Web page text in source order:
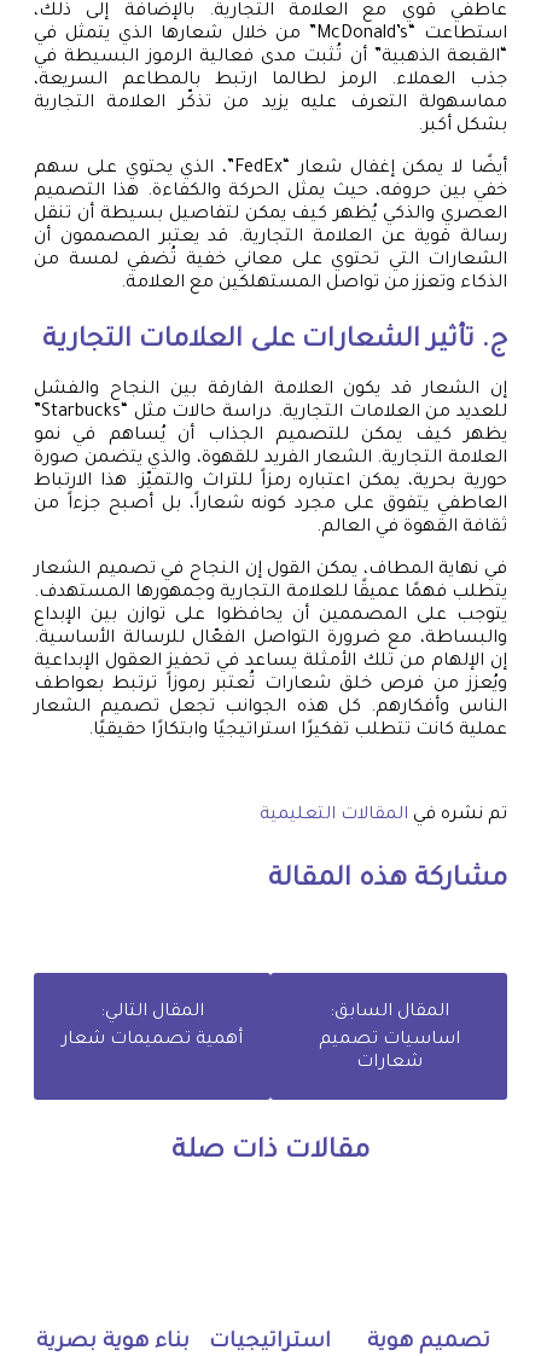
عاطفي قوي مع العلامة التجارية. بالإضافة إلى ذلك،
استطاعت “McDonald’s” من خلال شعارها الذي يتمثل في
“القبعة الذهبية” أن تُثبت مدى فعالية الرموز البسيطة في
جذب العملاء. الرمز لطالما ارتبط بالمطاعم السريعة،
مماسهولة التعرف عليه يزيد من تذكّر العلامة التجارية
بشكل أكبر.
أيضًا لا يمكن إغفال شعار “FedEx”، الذي يحتوي على سهم
خفي بين حروفه، حيث يمثل الحركة والكفاءة. هذا التصميم
العصري والذكي يُظهر كيف يمكن لتفاصيل بسيطة أن تنقل
رسالة قوية عن العلامة التجارية. قد يعتبر المصممون أن
الشعارات التي تحتوي على معاني خفية تُضفي لمسة من
الذكاء وتعزز من تواصل المستهلكين مع العلامة.
ج. تأثير الشعارات على العلامات التجارية
إن الشعار قد يكون العلامة الفارقة بين النجاح والفشل
للعديد من العلامات التجارية. دراسة حالات مثل “Starbucks”
يظهر كيف يمكن للتصميم الجذاب أن يُساهم في نمو
العلامة التجارية. الشعار الفريد للقهوة، والذي يتضمن صورة
حورية بحرية، يمكن اعتباره رمزاً للتراث والتميّز. هذا الارتباط
العاطفي يتفوق على مجرد كونه شعاراً، بل أصبح جزءاً من
ثقافة القهوة في العالم.
في نهاية المطاف، يمكن القول إن النجاح في تصميم الشعار
يتطلب فهمًا عميقًا للعلامة التجارية وجمهورها المستهدف.
يتوجب على المصممين أن يحافظوا على توازن بين الإبداع
والبساطة، مع ضرورة التواصل الفعّال للرسالة الأساسية.
إن الإلهام من تلك الأمثلة يساعد في تحفيز العقول الإبداعية
ويُعزز من فرص خلق شعارات تُعتبر رموزاً ترتبط بعواطف
الناس وأفكارهم. كل هذه الجوانب تجعل تصميم الشعار
عملية كانت تتطلب تفكيرًا استراتيجيًا وابتكارًا حقيقيًا.
تم نشره في المقالات التعليمية
مشاركة هذه المقالة
المقال السابق:
اساسيات تصميم
شعارات
المقال التالي:
أهمية تصميمات شعار
مقالات ذات صلة
تصميم هوية
استراتيجيات
بناء هوية بصرية